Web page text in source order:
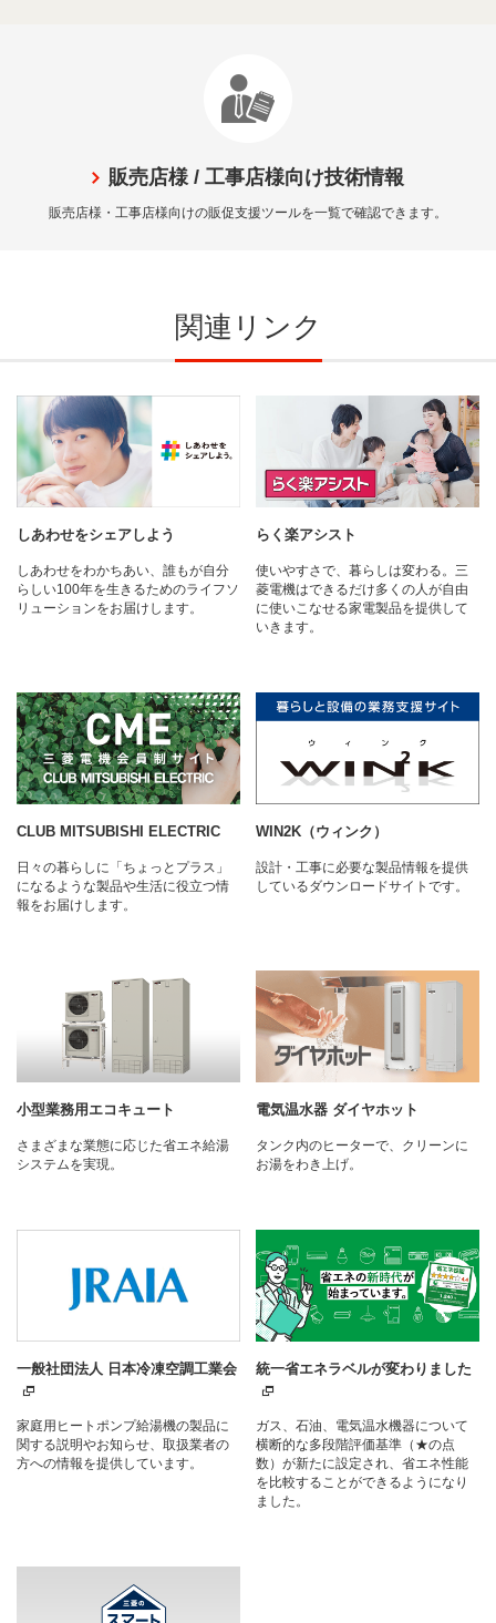
販売店様 / 工事店様向け技術情報
販売店様・工事店様向けの販促支援ツールを一覧で確認できます。
関連リンク
しあわせをシェアしよう
しあわせをわかちあい、誰もが自分
らしい100年を生きるためのライフソ
リューションをお届けします。
らく楽アシスト
使いやすさで、暮らしは変わる。三
菱電機はできるだけ多くの人が自由
に使いこなせる家電製品を提供して
いきます。
CLUB MITSUBISHI ELECTRIC
日々の暮らしに「ちょっとプラス」
になるような製品や生活に役立つ情
報をお届けします。
WIN2K（ウィンク）
設計・工事に必要な製品情報を提供
しているダウンロードサイトです。
小型業務用エコキュート
さまざまな業態に応じた省エネ給湯
システムを実現。
電気温水器 ダイヤホット
タンク内のヒーターで、クリーンに
お湯をわき上げ。
一般社団法人 日本冷凍空調工業会
家庭用ヒートポンプ給湯機の製品に
関する説明やお知らせ、取扱業者の
方への情報を提供しています。
統一省エネラベルが変わりました
ガス、石油、電気温水機器について
横断的な多段階評価基準（★の点
数）が新たに設定され、省エネ性能
を比較することができるようになり
ました。